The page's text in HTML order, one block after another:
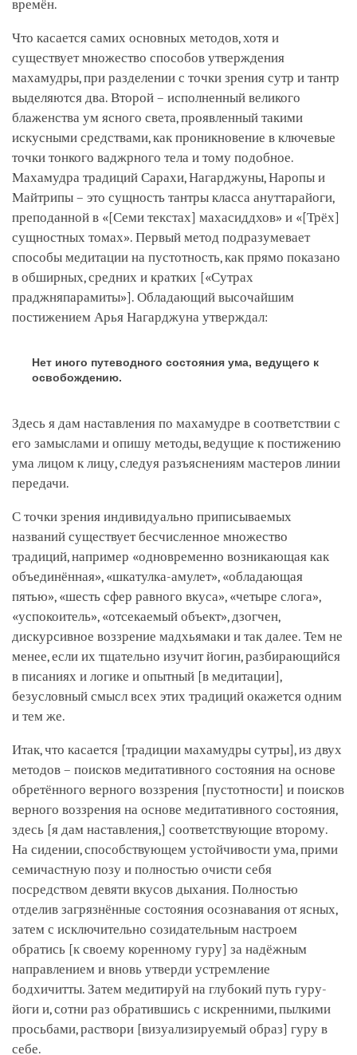
времён.
Что касается самих основных методов, хотя и
существует множество способов утверждения
махамудры, при разделении с точки зрения сутр и тантр
выделяются два. Второй – исполненный великого
блаженства ум ясного света, проявленный такими
искусными средствами, как проникновение в ключевые
точки тонкого ваджрного тела и тому подобное.
Махамудра традиций Сарахи, Нагарджуны, Наропы и
Майтрипы – это сущность тантры класса ануттарайоги,
преподанной в «[Семи текстах] махасиддхов» и «[Трёх]
сущностных томах». Первый метод подразумевает
способы медитации на пустотность, как прямо показано
в обширных, средних и кратких [«Сутрах
праджняпарамиты»]. Обладающий высочайшим
постижением Арья Нагарджуна утверждал:
Нет иного путеводного состояния ума, ведущего к
освобождению.
Здесь я дам наставления по махамудре в соответствии с
его замыслами и опишу методы, ведущие к постижению
ума лицом к лицу, следуя разъяснениям мастеров линии
передачи.
С точки зрения индивидуально приписываемых
названий существует бесчисленное множество
традиций, например «одновременно возникающая как
объединённая», «шкатулка-амулет», «обладающая
пятью», «шесть сфер равного вкуса», «четыре слога»,
«успокоитель», «отсекаемый объект», дзогчен,
дискурсивное воззрение мадхьямаки и так далее. Тем не
менее, если их тщательно изучит йогин, разбирающийся
в писаниях и логике и опытный [в медитации],
безусловный смысл всех этих традиций окажется одним
и тем же.
Итак, что касается [традиции махамудры сутры], из двух
методов – поисков медитативного состояния на основе
обретённого верного воззрения [пустотности] и поисков
верного воззрения на основе медитативного состояния,
здесь [я дам наставления,] соответствующие второму.
На сидении, способствующем устойчивости ума, прими
семичастную позу и полностью очисти себя
посредством девяти вкусов дыхания. Полностью
отделив загрязнённые состояния осознавания от ясных,
затем с исключительно созидательным настроем
обратись [к своему коренному гуру] за надёжным
направлением и вновь утверди устремление
бодхичитты. Затем медитируй на глубокий путь гуру-
йоги и, сотни раз обратившись с искренними, пылкими
просьбами, раствори [визуализируемый образ] гуру в
себе.